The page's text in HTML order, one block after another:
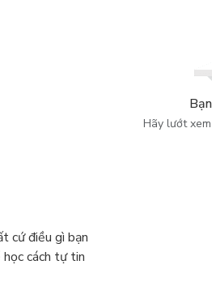
cứ điều gì bạn
cách tự tin
Hãy lướt